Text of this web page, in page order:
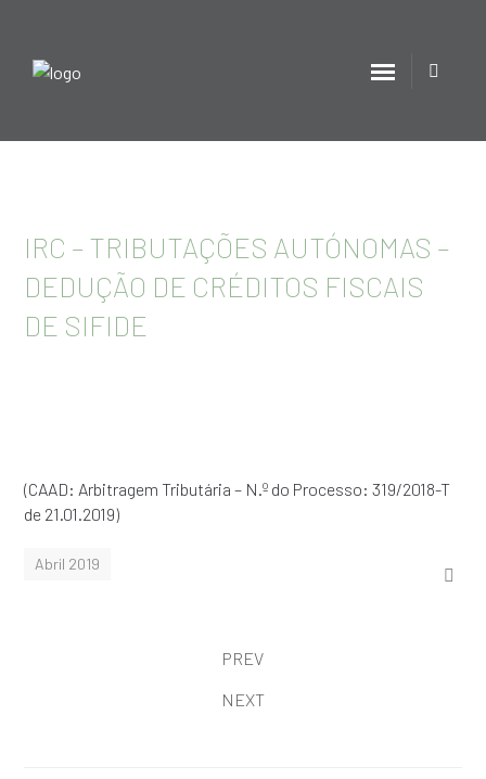
IRC – TRIBUTAÇÕES AUTÓNOMAS –
DEDUÇÃO DE CRÉDITOS FISCAIS
DE SIFIDE
(CAAD: Arbitragem Tributária – N.º do Processo: 319/2018-T
de 21.01.2019)
Abril 2019
PREV
NEXT